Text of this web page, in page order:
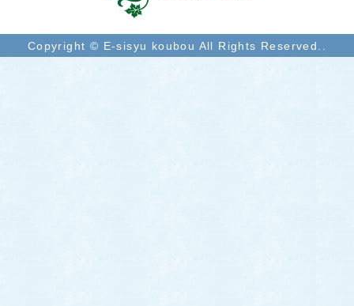
Copyright © E-sisyu koubou All Rights Reserved..